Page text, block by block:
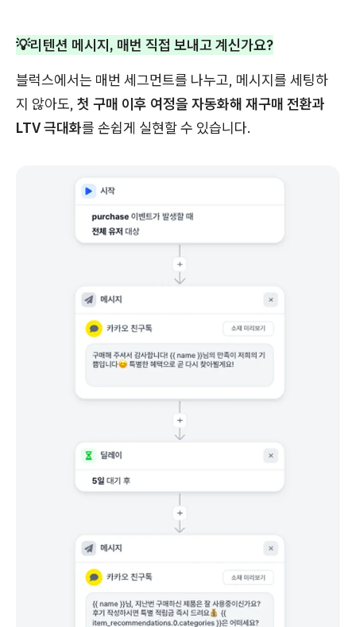
💡리텐션 메시지, 매번 직접 보내고 계신가요?
블럭스에서는 매번 세그먼트를 나누고, 메시지를 세팅하
지 않아도, 첫 구매 이후 여정을 자동화해 재구매 전환과
LTV 극대화를 손쉽게 실현할 수 있습니다.